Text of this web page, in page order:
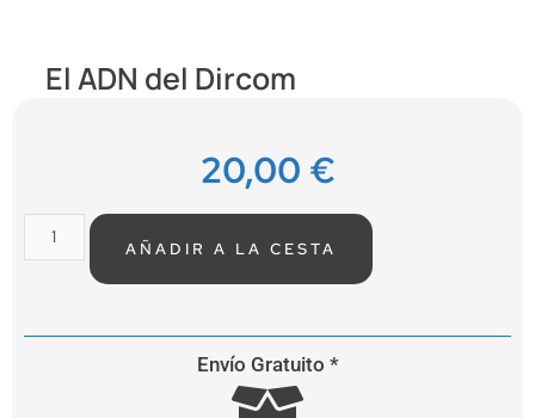
El ADN del Dircom
20,00 €
AÑADIR A LA CESTA
Envío Gratuito *